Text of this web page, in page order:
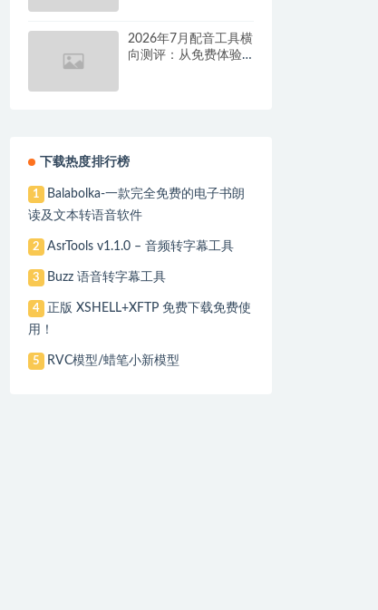
2026年7月配音工具横
向测评：从免费体验
下载热度排行榜
1
Balabolka-一款完全免费的电子书朗
读及文本转语音软件
2 AsrTools v1.1.0 – 音频转字幕工具
3 Buzz 语音转字幕工具
4
正版 XSHELL+XFTP 免费下载免费使
用！
5 RVC模型/蜡笔小新模型